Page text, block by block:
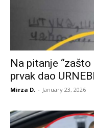
Na pitanje
prvak dao
Mirza D. - January 23, 2026